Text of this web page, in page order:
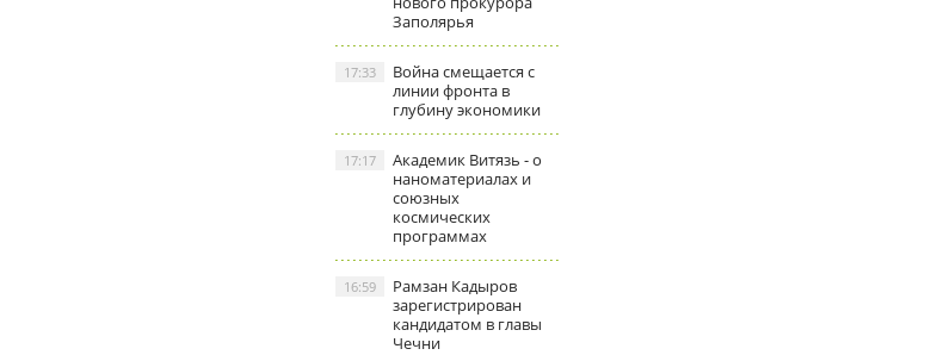
Заполярья
Война смещается с
линии фронта в
глубину экономики
17:33
Академик Витязь - о
наноматериалах и
союзных
космических
программах
17:17
Рамзан Кадыров
зарегистрирован
кандидатом в главы
Чечни
16:59